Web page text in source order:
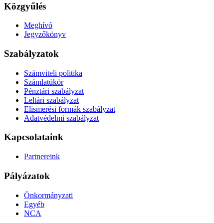
Közgyűlés
Meghívó
Jegyzőkönyv
Szabályzatok
Számviteli politika
Számlatükör
Pénztári szabályzat
Leltári szabályzat
Elismerési formák szabályzat
Adatvédelmi szabályzat
Kapcsolataink
Partnereink
Pályázatok
Önkormányzati
Egyéb
NCA